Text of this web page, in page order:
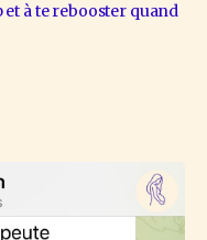
et à te rebooster quand